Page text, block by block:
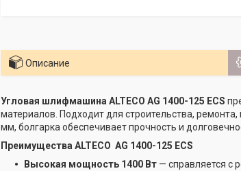
Описание
Угловая шлифмашина ALTECO AG 1400-125 ECS
материалов. Подходит для строительства,
мм, болгарка обеспечивает прочность и
Преимущества ALTECO AG 1400-125 ECS
Высокая мощность 1400 Вт— справляется с